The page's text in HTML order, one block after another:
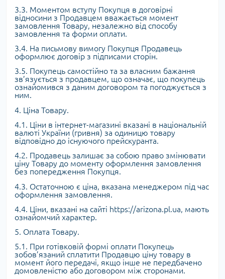
3.3. Моментом вступу Покупця в договірні
відносини з Продавцем вважається момент
замовлення Товару, незалежно від способу
замовлення та форми оплати.
3.4. На письмову вимогу Покупця Продавець
оформлює договір з підписами сторін.
3.5. Покупець самостійно та за власним бажання
зв’язується з продавцем, що означає, що покупець
ознайомився з даним договором та погоджується з
ним.
4. Ціна Товару.
4.1. Ціни в інтернет-магазині вказані в національній
валюті України (гривня) за одиницю товару
відповідно до існуючого прейскуранта.
4.2. Продавець залишає за собою право змінювати
ціну Товару до моменту оформлення замовлення
без попередження Покупця.
4.3. Остаточною є ціна, вказана менеджером під час
оформлення замовлення.
4.4. Ціни, вказані на сайті https://arizona.pl.ua, мають
ознайомчий характер.
5. Оплата Товару.
5.1. При готівковій формі оплати Покупець
зобов’язаний сплатити Продавцю ціну товару в
момент його передачі, якщо інше не передбачено
домовленістю або договором між сторонами.